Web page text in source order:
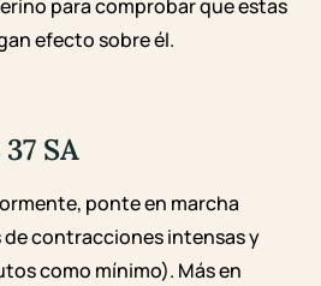
para comprobar que estas
efecto sobre él.
SA
ponte en marcha
de contracciones intensas y
como mínimo). Más en